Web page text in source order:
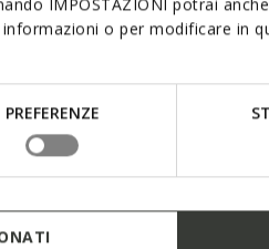
IMPOSTAZIONI potrai
o per modificare in
PREFERENZE
leuk